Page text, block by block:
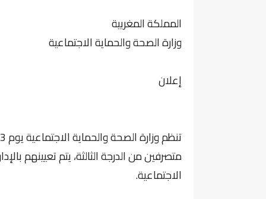
المملكة المغربية
وزارة الصحة والحماية الاجتماعية
إعلان
متصرفين من الدرجة الثالثة، يتم تعيينهم
الاجتماعية.